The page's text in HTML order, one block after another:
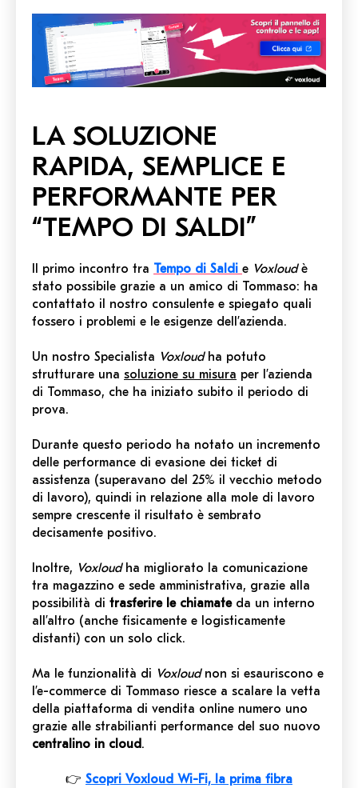
LA SOLUZIONE
RAPIDA, SEMPLICE E
PERFORMANTE PER
“TEMPO DI SALDI”
Il primo incontro tra Tempo di Saldi e Voxloudè
stato possibile grazie a un amico di Tommaso: ha
contattato il nostro consulente e spiegato quali
fossero i problemi e le esigenze dell’azienda.
Un nostro Specialista Voxloudha potuto
strutturare una soluzione su misura per l’azienda
di Tommaso, che ha iniziato subito il periodo di
prova.
Durante questo periodo ha notato un incremento
delle performance di evasione dei ticket di
assistenza (superavano del 25% il vecchio metodo
di lavoro), quindi in relazione alla mole di lavoro
sempre crescente il risultato è sembrato
decisamente positivo.
Inoltre, Voxloudha migliorato la comunicazione
tra magazzino e sede amministrativa, grazie alla
possibilità di trasferire le chiamateda un interno
all’altro (anche fisicamente e logisticamente
distanti) con un solo click.
Ma le funzionalità di Voxloudnon si esauriscono e
l’e-commerce di Tommaso riesce a scalare la vetta
della piattaforma di vendita online numero uno
grazie alle strabilianti performance del suo nuovo
centralino in cloud.
👉 Scopri Voxloud Wi-Fi, la prima fibra